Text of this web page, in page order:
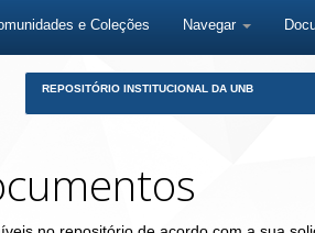
e Coleções Navegar
REPOSITÓRIO INSTITUCIONAL DA UNB